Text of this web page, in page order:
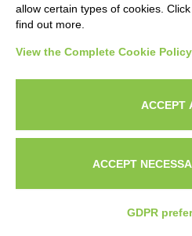
Si costruisce con le
fare spam e senza
allow certain types of cookies.
find out more.
View the Complete Cookie Policy
ACCEPT
ACCEPT
GDPR